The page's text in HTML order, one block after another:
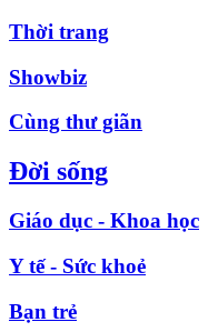
Thời trang
Showbiz
Cùng thư giãn
Đời sống
Giáo dục - Khoa học
Y tế - Sức khoẻ
Bạn trẻ